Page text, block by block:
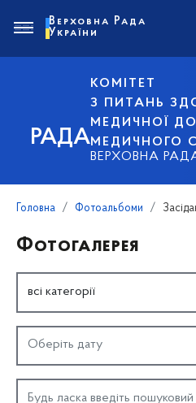
РАДА
КОМІТЕТ
З ПИТАНЬ
МЕДИЧНОЇ
МЕДИЧНОГО
ВЕРХОВНА
Верховна Рада
України
Головна Фотоальбоми
Фотогалерея
всі категорії